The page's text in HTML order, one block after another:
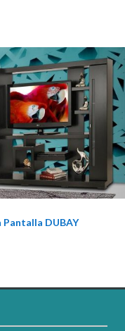
Pantalla DUBAY